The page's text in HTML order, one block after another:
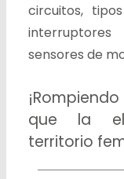
circuitos,
sensores de
que la
territorio